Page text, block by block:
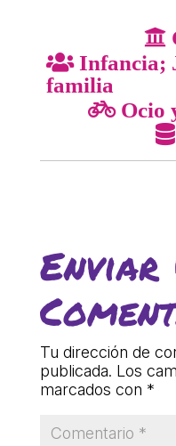
Infancia;
familia
Ocio
Enviar
Tu dirección de
publicada. Los
marcados con *
COL·LABORA
Fes voluntariat